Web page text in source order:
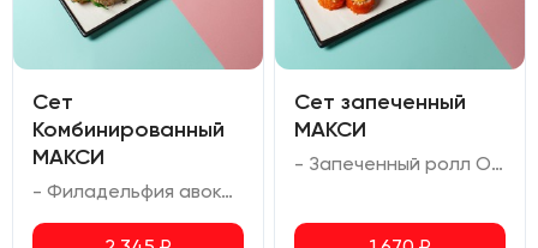
Сет
Комбинированный
МАКСИ
- Филадельфия авокадо (лосось, сливочный сыр, авокадо, икра масаго) - Чиз ролл (лосось, сливочный сыр, огурец, кунжут) - Запеченный ролл Татори (копченая курица, сыр сливочный, болгарский перец, кунжут, соус для запекания) - Запеченный ролл Киото (лосось, сыр сливочный, соус для запекания, соус унаги) - Запеченный ролл Мариока (Креветка тигровая, лосось, сливочный сыр, соус унаги)
Сет запеченный
МАКСИ
- Запеченный ролл Осака (креветка тигровая, авокадо, соус спайси, сыр сливочный, масаго, соус для запекания) - Запеченный ролл Мариока с тунцом (тунец, сыр сливочный) - Запеченный ролл с креветкой (сыр сливочный, креветка тигровая, соус для запекания) - Запеченный ролл Татори (копченая курица, сыр сливочный, болгарский перец, кунжут, соус для запекания)